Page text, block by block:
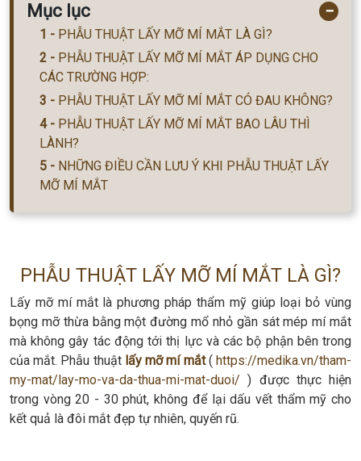
Mục lục −
PHẪU THUẬT LẤY MỠ MÍ MẮT LÀ GÌ?
PHẪU THUẬT LẤY MỠ MÍ MẮT ÁP DỤNG CHO
CÁC TRƯỜNG HỢP:
PHẪU THUẬT LẤY MỠ MÍ MẮT CÓ ĐAU KHÔNG?
PHẪU THUẬT LẤY MỠ MÍ MẮT BAO LÂU THÌ
LÀNH?
NHỮNG ĐIỀU CẦN LƯU Ý KHI PHẪU THUẬT LẤY
MỠ MÍ MẮT
PHẪU THUẬT LẤY MỠ MÍ MẮT LÀ GÌ?
Lấy mỡ mí mắt là phương pháp thẩm mỹ giúp loại bỏ vùng
bọng mỡ thừa bằng một đường mổ nhỏ gần sát mép mí mắt
mà không gây tác động tới thị lực và các bộ phận bên trong
của mắt. Phẫu thuật lấy mỡ mí mắt(https://medika.vn/tham-
my-mat/lay-mo-va-da-thua-mi-mat-duoi/ ) được thực hiện
trong vòng 20 - 30 phút, không để lại dấu vết thẩm mỹ cho
kết quả là đôi mắt đẹp tự nhiên, quyến rũ.